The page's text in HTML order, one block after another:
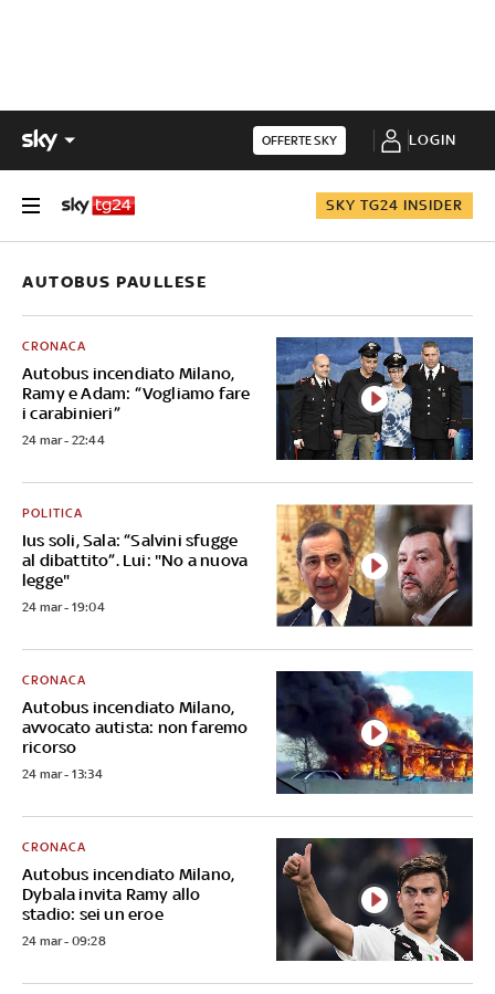
OFFERTE SKY LOGIN
SKY TG24 INSIDER
AUTOBUS PAULLESE
Autobus incendiato Milano,
Ramy e Adam: “Vogliamo fare
i carabinieri”
CRONACA
24 mar - 22:44
Ius soli, Sala: “Salvini sfugge
al dibattito”. Lui: "No a nuova
legge"
POLITICA
24 mar - 19:04
Autobus incendiato Milano,
avvocato autista: non faremo
ricorso
CRONACA
24 mar - 13:34
Autobus incendiato Milano,
Dybala invita Ramy allo
stadio: sei un eroe
CRONACA
24 mar - 09:28